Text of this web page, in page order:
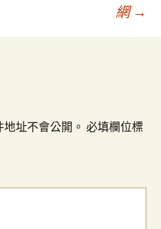
網 →
址不會公開。 必填欄位標